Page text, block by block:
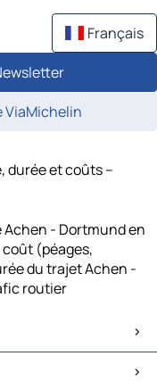
Français
ViaMichelin
durée et coûts –
- Dortmund en
(péages,
du trajet Achen -
routier